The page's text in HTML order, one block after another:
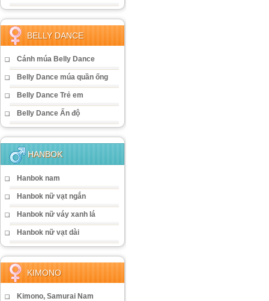
BELLY DANCE
Cánh múa Belly Dance
Belly Dance múa quần ống
Belly Dance Trẻ em
Belly Dance Ấn độ
HANBOK
Hanbok nam
Hanbok nữ vạt ngắn
Hanbok nữ váy xanh lá
Hanbok nữ vạt dài
KIMONO
Kimono, Samurai Nam